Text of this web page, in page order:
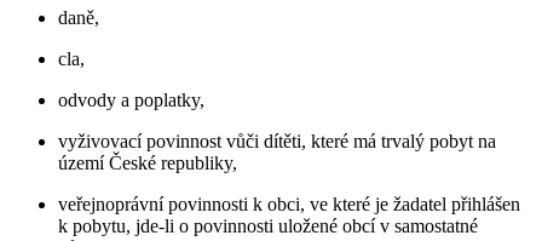
daně,
cla,
odvody a poplatky,
vyživovací povinnost vůči dítěti, které má trvalý pobyt na
území České republiky,
veřejnoprávní povinnosti k obci, ve které je žadatel přihlášen
k pobytu, jde-li o povinnosti uložené obcí v samostatné